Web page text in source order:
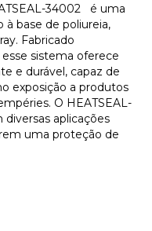
34002 é uma
base de poliureia,
Fabricado
sistema oferece
e durável, capaz de
exposição a produtos
O HEATSEAL-
aplicações
uma proteção de